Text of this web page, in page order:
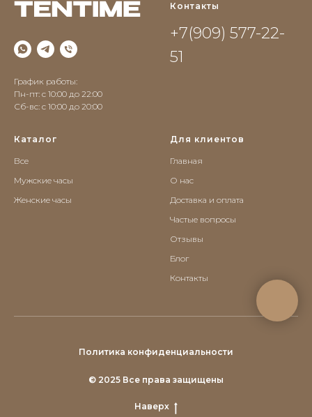
График работы:
Пн-пт: с 10:00 до 22:00
Сб-вс: c 10:00 до 20:00
Контакты
+7(909) 577-22-
51
Каталог
Все
Мужские часы
Женские часы
Для клиентов
Главная
О нас
Доставка и оплата
Частые вопросы
Отзывы
Блог
Контакты
Политика конфиденциальности
© 2025 Все права защищены
Наверх